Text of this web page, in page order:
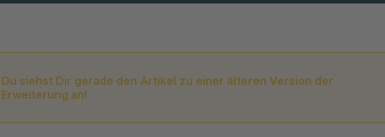
Du siehst Dir gerade den Artikel zu einer älteren Version der
Erweiterung an!